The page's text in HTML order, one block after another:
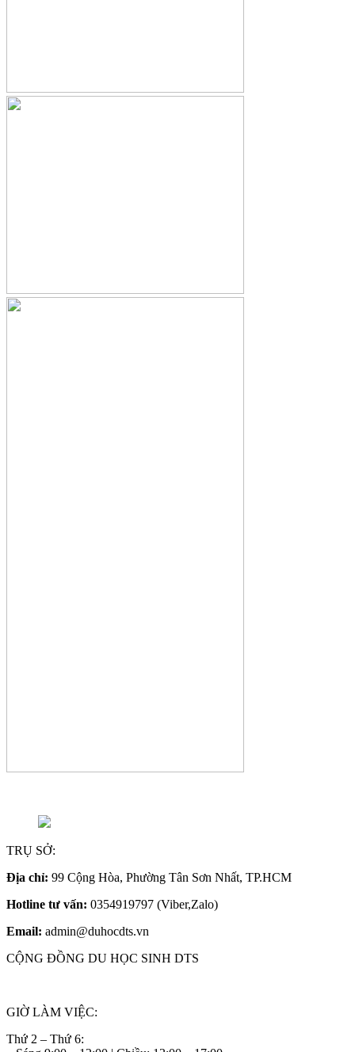
TRỤ SỞ:
Địa chỉ: 99 Cộng Hòa, Phường Tân Sơn Nhất, TP.HCM
Hotline tư vấn: 0354919797 (Viber,Zalo)
Email: admin@duhocdts.vn
CỘNG ĐỒNG DU HỌC SINH DTS
GIỜ LÀM VIỆC:
Thứ 2 – Thứ 6: